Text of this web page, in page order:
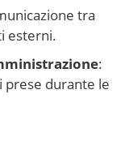
tra
esterni.
:
prese durante le